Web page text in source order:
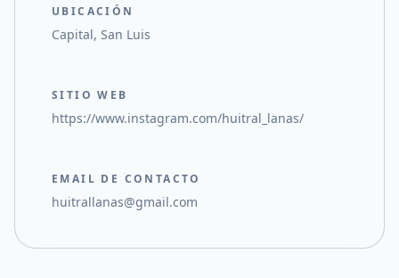
UBICACIÓN
Capital, San Luis
SITIO WEB
https://www.instagram.com/huitral_lanas/
EMAIL DE CONTACTO
huitrallanas@gmail.com